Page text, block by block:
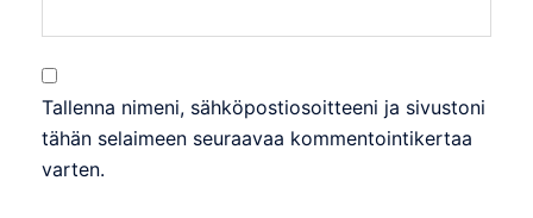
Tallenna nimeni, sähköpostiosoitteeni ja sivustoni
tähän selaimeen seuraavaa kommentointikertaa
varten.